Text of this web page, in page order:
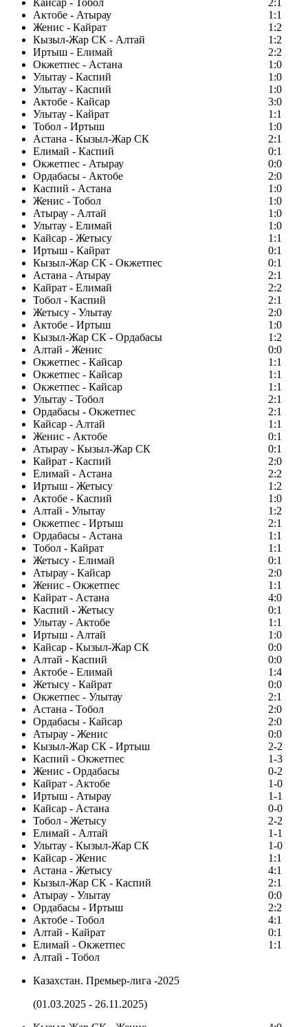
Кайсар - Тобол
2:1
Актобе - Атырау
1:1
Женис - Кайрат
1:2
Кызыл-Жар СК - Алтай
1:2
Иртыш - Елимай
2:2
Окжетпес - Астана
1:0
Улытау - Каспий
1:0
Улытау - Каспий
1:0
Актобе - Кайсар
3:0
Улытау - Кайрат
1:1
Тобол - Иртыш
1:0
Астана - Кызыл-Жар СК
2:1
Елимай - Каспий
0:1
Окжетпес - Атырау
0:0
Ордабасы - Актобе
2:0
Каспий - Астана
1:0
Женис - Тобол
1:0
Атырау - Алтай
1:0
Улытау - Елимай
1:0
Кайсар - Жетысу
1:1
Иртыш - Кайрат
0:1
Кызыл-Жар СК - Окжетпес
0:1
Астана - Атырау
2:1
Кайрат - Елимай
2:2
Тобол - Каспий
2:1
Жетысу - Улытау
2:0
Актобе - Иртыш
1:0
Кызыл-Жар СК - Ордабасы
1:2
Алтай - Женис
0:0
Окжетпес - Кайсар
1:1
Окжетпес - Кайсар
1:1
Окжетпес - Кайсар
1:1
Улытау - Тобол
2:1
Ордабасы - Окжетпес
2:1
Кайсар - Алтай
1:1
Женис - Актобе
0:1
Атырау - Кызыл-Жар СК
0:1
Кайрат - Каспий
2:0
Елимай - Астана
2:2
Иртыш - Жетысу
1:2
Актобе - Каспий
1:0
Алтай - Улытау
1:2
Окжетпес - Иртыш
2:1
Ордабасы - Астана
1:1
Тобол - Кайрат
1:1
Жетысу - Елимай
0:1
Атырау - Кайсар
2:0
Женис - Окжетпес
1:1
Кайрат - Астана
4:0
Каспий - Жетысу
0:1
Улытау - Актобе
1:1
Иртыш - Алтай
1:0
Кайсар - Кызыл-Жар СК
0:0
Алтай - Каспий
0:0
Актобе - Елимай
1:4
Жетысу - Кайрат
0:0
Окжетпес - Улытау
2:1
Астана - Тобол
2:0
Ордабасы - Кайсар
2:0
Атырау - Женис
0:0
Кызыл-Жар СК - Иртыш
2-2
Каспий - Окжетпес
1-3
Женис - Ордабасы
0-2
Кайрат - Актобе
1-0
Иртыш - Атырау
1-1
Кайсар - Астана
0-0
Тобол - Жетысу
2-2
Елимай - Алтай
1-1
Улытау - Кызыл-Жар СК
1-0
Кайсар - Женис
1:1
Астана - Жетысу
4:1
Кызыл-Жар СК - Каспий
2:1
Атырау - Улытау
0:0
Ордабасы - Иртыш
2:2
Актобе - Тобол
4:1
Алтай - Кайрат
0:1
Елимай - Окжетпес
1:1
Алтай - Тобол
Казахстан. Премьер-лига -2025
(01.03.2025 - 26.11.2025)